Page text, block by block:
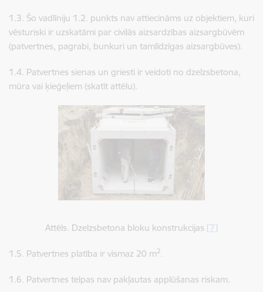
1.3. Šo vadlīniju 1.2. punkts nav attiecināms uz objektiem, kuri
vēsturiski ir uzskatāmi par civilās aizsardzības aizsargbūvēm
(patvertnes, pagrabi, bunkuri un tamlīdzīgas aizsargbūves).
1.4. Patvertnes sienas un griesti ir veidoti no dzelzsbetona,
mūra vai ķieģeļiem (skatīt attēlu).
Attēls. Dzelzsbetona bloku konstrukcijas [7]
1.5. Patvertnes platība ir vismaz 20 m2.
1.6. Patvertnes telpas nav pakļautas applūšanas riskam.